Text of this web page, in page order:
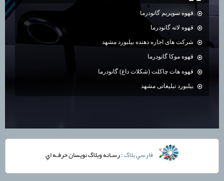
قهوه سوپریم گانودرما
قهوه لاته گانودرما
شرکت های اجاره دهنده بیلبورد مشهد
قهوه موکا گانودرما
قهوه هات چاکلت (شکلات داغ) گانودرما
بیلبورد تبلیغاتی مشهد
فارسي بلاگ: رسـانه وبلاگ نويسان حرفـه اي